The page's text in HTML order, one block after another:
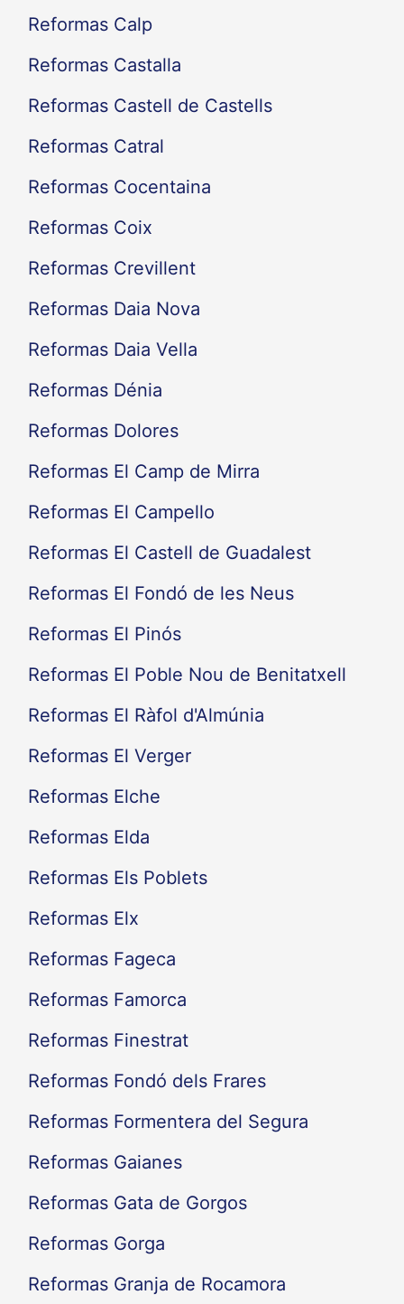
Reformas Calp
Reformas Castalla
Reformas Castell de Castells
Reformas Catral
Reformas Cocentaina
Reformas Coix
Reformas Crevillent
Reformas Daia Nova
Reformas Daia Vella
Reformas Dénia
Reformas Dolores
Reformas El Camp de Mirra
Reformas El Campello
Reformas El Castell de Guadalest
Reformas El Fondó de les Neus
Reformas El Pinós
Reformas El Poble Nou de Benitatxell
Reformas El Ràfol d'Almúnia
Reformas El Verger
Reformas Elche
Reformas Elda
Reformas Els Poblets
Reformas Elx
Reformas Fageca
Reformas Famorca
Reformas Finestrat
Reformas Fondó dels Frares
Reformas Formentera del Segura
Reformas Gaianes
Reformas Gata de Gorgos
Reformas Gorga
Reformas Granja de Rocamora